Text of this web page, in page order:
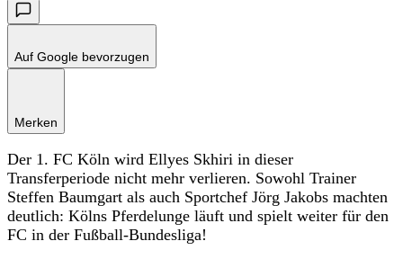
Auf Google bevorzugen
Merken
Der 1. FC Köln wird Ellyes Skhiri in dieser
Transferperiode nicht mehr verlieren. Sowohl Trainer
Steffen Baumgart als auch Sportchef Jörg Jakobs machten
deutlich: Kölns Pferdelunge läuft und spielt weiter für den
FC in der Fußball-Bundesliga!